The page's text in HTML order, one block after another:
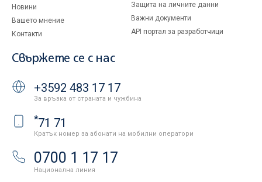
Новини
Вашето мнение
Контакти
Защита на личните данни
Важни документи
API портал за разработчици
Свържете се с нас
+3592 483 17 17
За връзка от страната и чужбина
*71 71
Кратък номер за абонати на мобилни оператори
0700 1 17 17
Национална линия